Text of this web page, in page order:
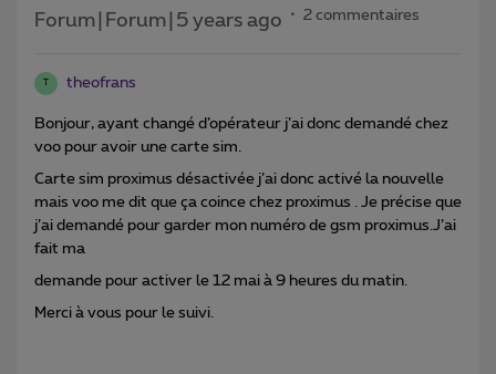
Forum|Forum|5 years ago 2 commentaires
theofrans
Bonjour, ayant changé d’opérateur j’ai donc demandé chez
voo pour avoir une carte sim.
Carte sim proximus désactivée j’ai donc activé la nouvelle
mais voo me dit que ça coince chez proximus . Je précise que
j’ai demandé pour garder mon numéro de gsm proximus.J’ai
fait ma
demande pour activer le 12 mai à 9 heures du matin.
Merci à vous pour le suivi.